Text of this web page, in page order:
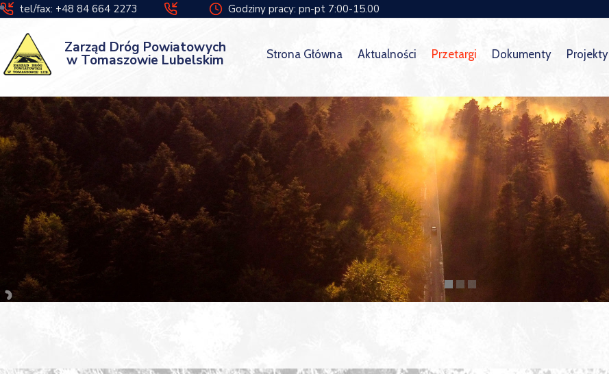
tel/fax: +48 84 664 2273 Godziny pracy: pn-pt 7:00-15.00
Zarząd Dróg Powiatowych
w Tomaszowie Lubelskim Strona Główna Aktualności Przetargi Dokumenty Projekty